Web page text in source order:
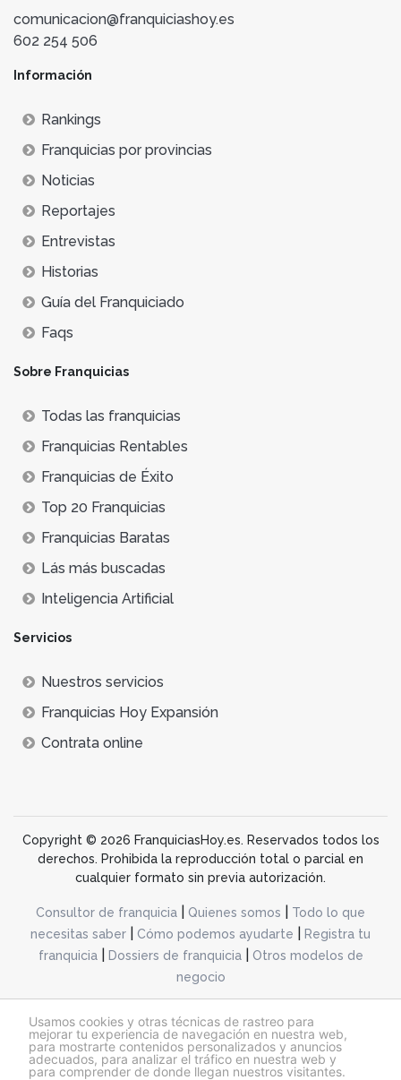
Usamos cookies y otras técnicas de rastreo para
mejorar tu experiencia de navegación en nuestra web,
para mostrarte contenidos personalizados y anuncios
adecuados, para analizar el tráfico en nuestra web y
para comprender de donde llegan nuestros visitantes.
comunicacion@franquiciashoy.es
602 254 506
Información
Rankings
Franquicias por provincias
Noticias
Reportajes
Entrevistas
Historias
Guía del Franquiciado
Faqs
Sobre Franquicias
Todas las franquicias
Franquicias Rentables
Franquicias de Éxito
Top 20 Franquicias
Franquicias Baratas
Lás más buscadas
Inteligencia Artificial
Servicios
Nuestros servicios
Franquicias Hoy Expansión
Contrata online
Copyright © 2026 FranquiciasHoy.es. Reservados todos los
derechos. Prohibida la reproducción total o parcial en
cualquier formato sin previa autorización.
Consultor de franquicia Quienes somos
Todo lo que
necesitas saber
Cómo podemos ayudarte
Registra tu
franquicia| Dossiers de franquicia|
Otros modelos de
negocio
@franquiciashoy.es |Aviso legal| Política de cookies|Política de privacidad